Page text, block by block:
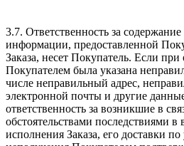
3.7. Ответственность за
информации, предоставленной
Заказа, несет Покупатель. Если
Покупателем была указана
числе неправильный адрес,
электронной почты и другие
ответственность за возникшие в
обстоятельствами последствиями
исполнения Заказа, его доставки по